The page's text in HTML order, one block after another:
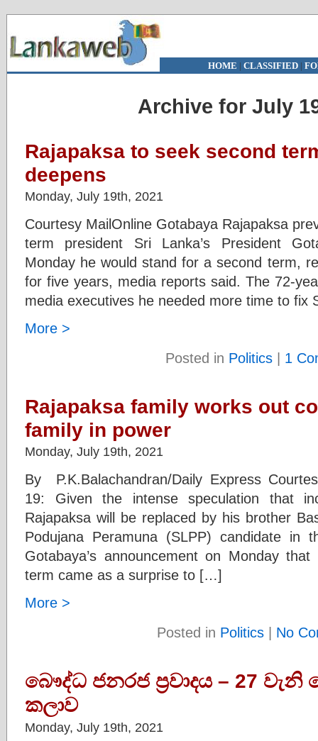
HOME | CLASSIFIED|
Archive for July
Rajapaksa to seek second
deepens
Monday, July 19th, 2021
Courtesy MailOnline Gotabaya Rajapaksa
term president Sri Lanka’s President
Monday he would stand for a second term,
for five years, media reports said. The 72-
media executives he needed more time to fix
More >
Posted in Politics | 1
Rajapaksa family works out
family in power
Monday, July 19th, 2021
By P.K.Balachandran/Daily Express
19: Given the intense speculation that
Rajapaksa will be replaced by his brother
Podujana Peramuna (SLPP) candidate in
Gotabaya’s announcement on Monday
term came as a surprise to […]
More >
Posted in Politics | No
බෞද්ධ ජනරජ ප්‍රවාදය – 27
කලාව
Monday, July 19th, 2021